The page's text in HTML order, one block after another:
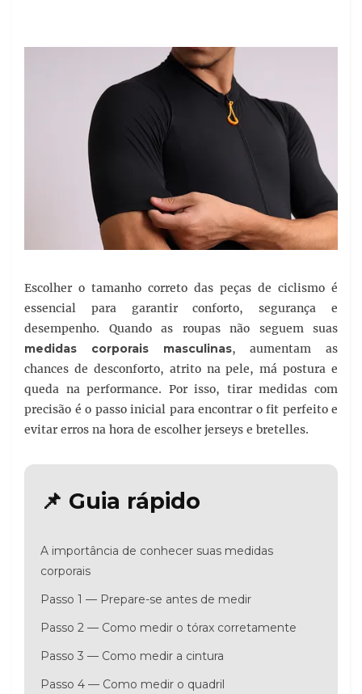
Escolher o tamanho correto das peças de ciclismo é
essencial para garantir conforto, segurança e
desempenho. Quando as roupas não seguem suas
medidas corporais masculinas, aumentam as
chances de desconforto, atrito na pele, má postura e
queda na performance. Por isso, tirar medidas com
precisão é o passo inicial para encontrar o fit perfeito e
evitar erros na hora de escolher jerseys e bretelles.
📌 Guia rápido
A importância de conhecer suas medidas
corporais
Passo 1 — Prepare-se antes de medir
Passo 2 — Como medir o tórax corretamente
Passo 3 — Como medir a cintura
Passo 4 — Como medir o quadril